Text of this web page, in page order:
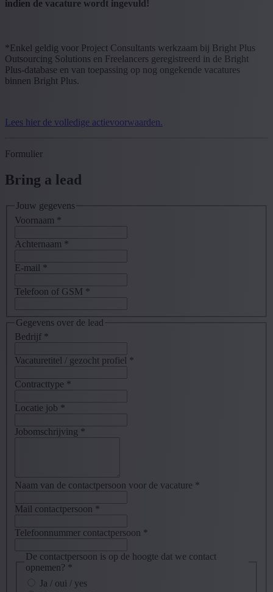
indien de vacature wordt ingevuld!
*Enkel geldig voor Project Consultants werkzaam bij Bright Plus
Outsourcing Solutions en Freelancers geregistreerd in de Bright
Plus-database en van toepassing op nog ongekende vacatures
binnen Bright Plus.
Lees hier de volledige actievoorwaarden.
Formulier
Bring a lead
Jouw gegevens
Voornaam *
Achternaam *
E-mail *
Telefoon of GSM *
Gegevens over de lead
Bedrijf *
Vacaturetitel / gezocht profiel *
Contracttype *
Locatie job *
Jobomschrijving *
Naam van de contactpersoon voor de vacature *
Mail contactpersoon *
Telefoonnummer contactpersoon *
De contactpersoon is op de hoogte dat we contact
opnemen? *
Ja / oui / yes